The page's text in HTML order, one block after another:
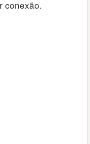
conexão.